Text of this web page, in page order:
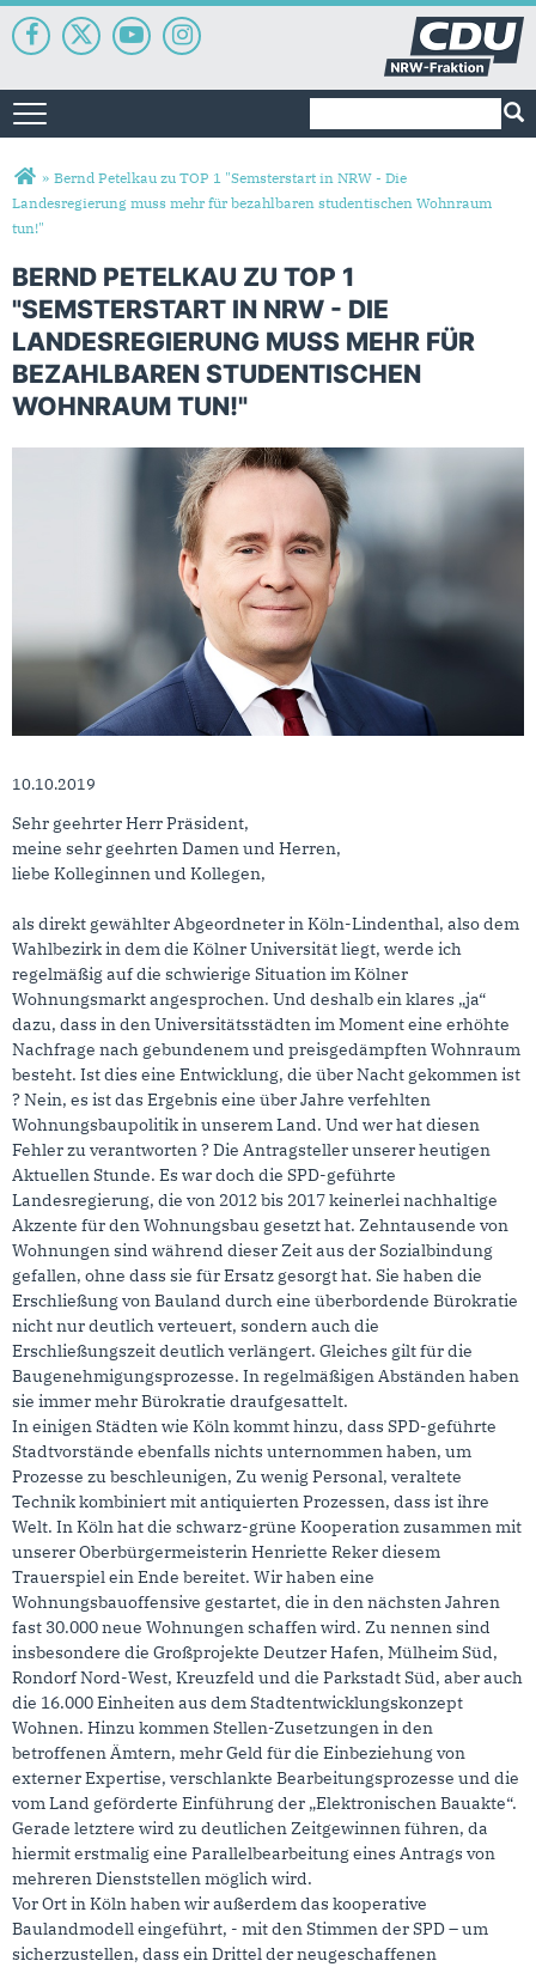
Toggle navigation
Sie sind hier
» Bernd Petelkau zu TOP 1 "Semsterstart in NRW - Die
Landesregierung muss mehr für bezahlbaren studentischen Wohnraum
tun!"
BERND PETELKAU ZU TOP 1
"SEMSTERSTART IN NRW - DIE
LANDESREGIERUNG MUSS MEHR FÜR
BEZAHLBAREN STUDENTISCHEN
WOHNRAUM TUN!"
10.10.2019
Sehr geehrter Herr Präsident,
meine sehr geehrten Damen und Herren,
liebe Kolleginnen und Kollegen,
als direkt gewählter Abgeordneter in Köln-Lindenthal, also dem
Wahlbezirk in dem die Kölner Universität liegt, werde ich
regelmäßig auf die schwierige Situation im Kölner
Wohnungsmarkt angesprochen. Und deshalb ein klares „ja“
dazu, dass in den Universitätsstädten im Moment eine erhöhte
Nachfrage nach gebundenem und preisgedämpften Wohnraum
besteht. Ist dies eine Entwicklung, die über Nacht gekommen ist
? Nein, es ist das Ergebnis eine über Jahre verfehlten
Wohnungsbaupolitik in unserem Land. Und wer hat diesen
Fehler zu verantworten ? Die Antragsteller unserer heutigen
Aktuellen Stunde. Es war doch die SPD-geführte
Landesregierung, die von 2012 bis 2017 keinerlei nachhaltige
Akzente für den Wohnungsbau gesetzt hat. Zehntausende von
Wohnungen sind während dieser Zeit aus der Sozialbindung
gefallen, ohne dass sie für Ersatz gesorgt hat. Sie haben die
Erschließung von Bauland durch eine überbordende Bürokratie
nicht nur deutlich verteuert, sondern auch die
Erschließungszeit deutlich verlängert. Gleiches gilt für die
Baugenehmigungsprozesse. In regelmäßigen Abständen haben
sie immer mehr Bürokratie draufgesattelt.
In einigen Städten wie Köln kommt hinzu, dass SPD-geführte
Stadtvorstände ebenfalls nichts unternommen haben, um
Prozesse zu beschleunigen, Zu wenig Personal, veraltete
Technik kombiniert mit antiquierten Prozessen, dass ist ihre
Welt. In Köln hat die schwarz-grüne Kooperation zusammen mit
unserer Oberbürgermeisterin Henriette Reker diesem
Trauerspiel ein Ende bereitet. Wir haben eine
Wohnungsbauoffensive gestartet, die in den nächsten Jahren
fast 30.000 neue Wohnungen schaffen wird. Zu nennen sind
insbesondere die Großprojekte Deutzer Hafen, Mülheim Süd,
Rondorf Nord-West, Kreuzfeld und die Parkstadt Süd, aber auch
die 16.000 Einheiten aus dem Stadtentwicklungskonzept
Wohnen. Hinzu kommen Stellen-Zusetzungen in den
betroffenen Ämtern, mehr Geld für die Einbeziehung von
externer Expertise, verschlankte Bearbeitungsprozesse und die
vom Land geförderte Einführung der „Elektronischen Bauakte“.
Gerade letztere wird zu deutlichen Zeitgewinnen führen, da
hiermit erstmalig eine Parallelbearbeitung eines Antrags von
mehreren Dienststellen möglich wird.
Vor Ort in Köln haben wir außerdem das kooperative
Baulandmodell eingeführt, - mit den Stimmen der SPD – um
sicherzustellen, dass ein Drittel der neugeschaffenen